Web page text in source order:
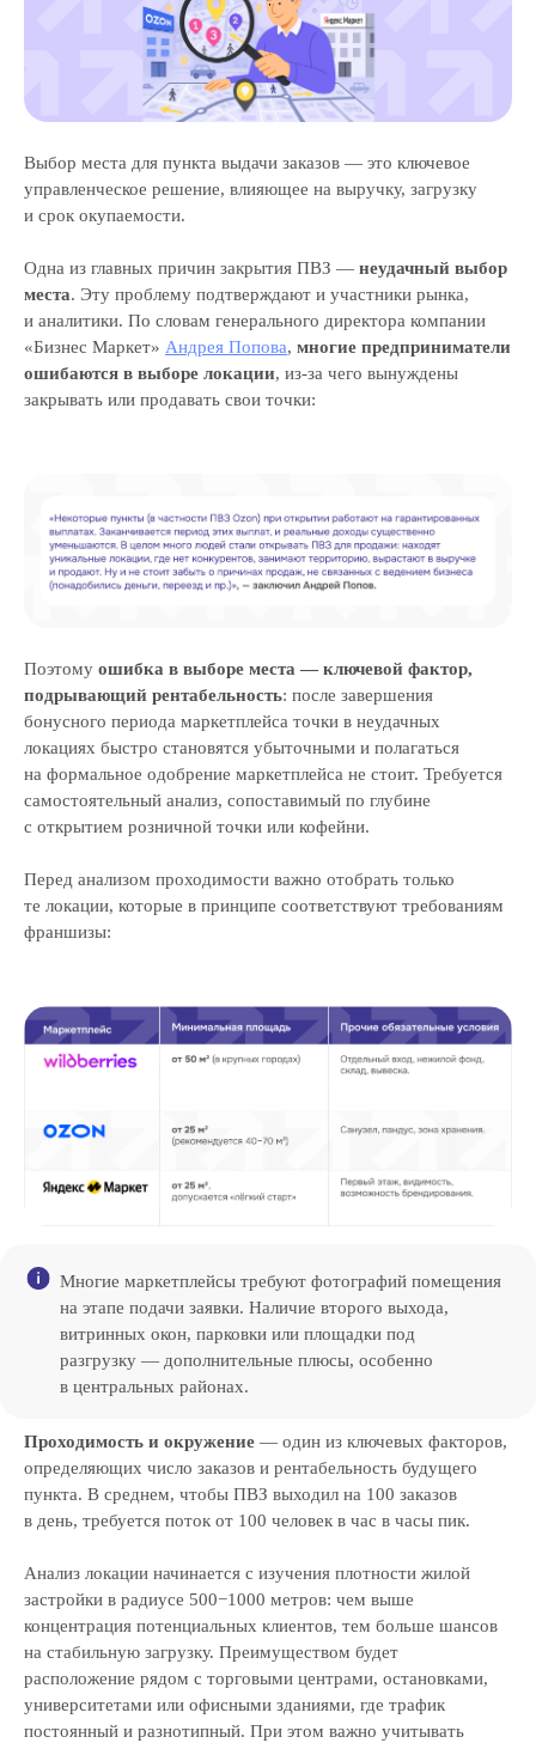
Выбор места для пункта выдачи заказов — это ключевое
управленческое решение, влияющее на выручку, загрузку
и срок окупаемости.
Одна из главных причин закрытия ПВЗ — неудачный выбор
места. Эту проблему подтверждают и участники рынка,
и аналитики. По словам генерального директора компании
«Бизнес Маркет» Андрея Попова, многие предприниматели
ошибаются в выборе локации, из-за чего вынуждены
закрывать или продавать свои точки:
Поэтому ошибка в выборе места — ключевой фактор,
подрывающий рентабельность: после завершения
бонусного периода маркетплейса точки в неудачных
локациях быстро становятся убыточными и полагаться
на формальное одобрение маркетплейса не стоит. Требуется
самостоятельный анализ, сопоставимый по глубине
с открытием розничной точки или кофейни.
Перед анализом проходимости важно отобрать только
те локации, которые в принципе соответствуют требованиям
франшизы:
Многие маркетплейсы требуют фотографий помещения
на этапе подачи заявки. Наличие второго выхода,
витринных окон, парковки или площадки под
разгрузку — дополнительные плюсы, особенно
в центральных районах.
Проходимость и окружение — один из ключевых факторов,
определяющих число заказов и рентабельность будущего
пункта. В среднем, чтобы ПВЗ выходил на 100 заказов
в день, требуется поток от 100 человек в час в часы пик.
Анализ локации начинается с изучения плотности жилой
застройки в радиусе 500−1000 метров: чем выше
концентрация потенциальных клиентов, тем больше шансов
на стабильную загрузку. Преимуществом будет
расположение рядом с торговыми центрами, остановками,
университетами или офисными зданиями, где трафик
постоянный и разнотипный. При этом важно учитывать